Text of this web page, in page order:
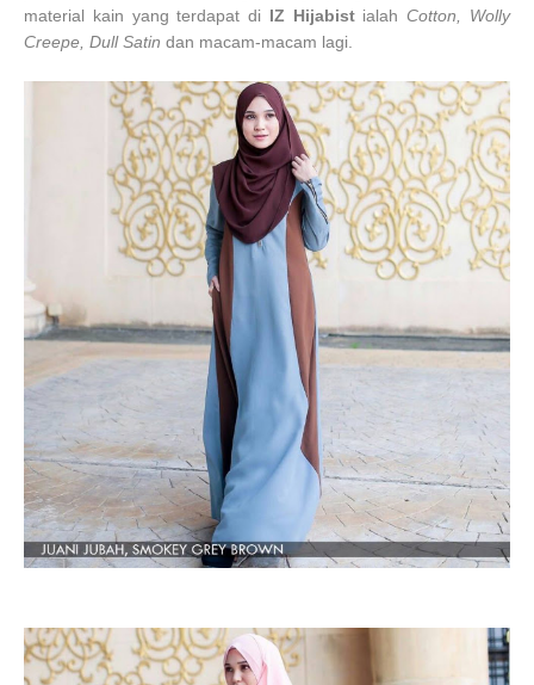
material kain yang terdapat di IZ HijabistialahCotton, Wolly
Creepe, Dull Satin dan macam-macam lagi.